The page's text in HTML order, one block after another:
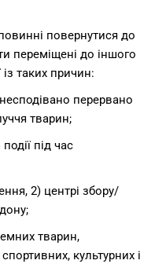
повернутися до
переміщені до іншого
таких причин:
перервано
тварин;
під час
2) центрі збору/
тварин,
культурних і